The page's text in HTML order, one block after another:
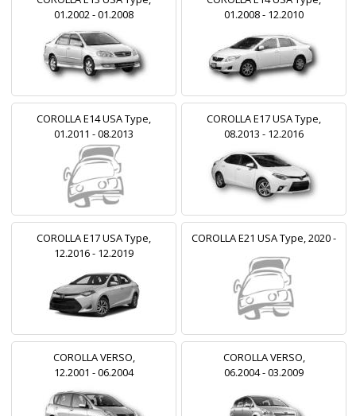
01.2002 - 01.2008
01.2008 - 12.2010
COROLLA E14 USA Type,
01.2011 - 08.2013
COROLLA E17 USA Type,
08.2013 - 12.2016
COROLLA E17 USA Type,
12.2016 - 12.2019
COROLLA E21 USA Type, 2020 -
COROLLA VERSO,
12.2001 - 06.2004
COROLLA VERSO,
06.2004 - 03.2009